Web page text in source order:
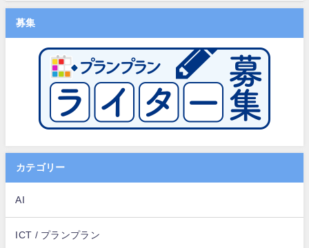
募集
カテゴリー
AI
ICT / プランプラン